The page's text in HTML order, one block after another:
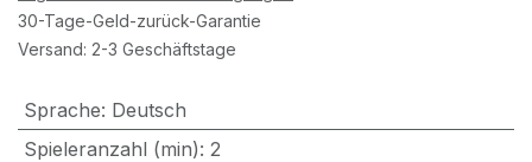
30-Tage-Geld-zurück-Garantie
Versand: 2-3 Geschäftstage
Sprache: Deutsch
Spieleranzahl (min): 2